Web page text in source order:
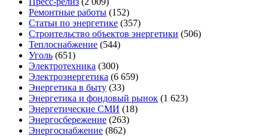
Ремонтные работы (152)
Статьи по энергетике (357)
Строительство объектов энергетики (506)
Теплоснабжение (544)
Уголь (651)
Электротехника (300)
Электроэнергетика (6 659)
Энергетика в быту (33)
Энергетика и фондовый рынок (1 623)
Энергетические СМИ (18)
Энергосбережение (263)
Энергоснабжение (862)